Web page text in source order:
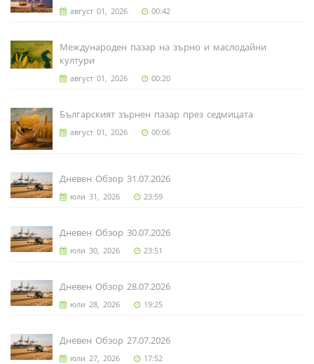
август 01, 2026 00:42
Международен пазар на зърно и маслодайни
култури
август 01, 2026 00:20
Българският зърнен пазар през седмицата
август 01, 2026 00:06
Дневен Обзор 31.07.2026
юли 31, 2026 23:59
Дневен Обзор 30.07.2026
юли 30, 2026 23:51
Дневен Обзор 28.07.2026
юли 28, 2026 19:25
Дневен Обзор 27.07.2026
юли 27, 2026 17:52